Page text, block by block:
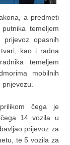
a predmeti
temeljem
opasnih
kao i radna
temeljem
mobilnih
prijevozu.
čega je
14 vozila u
prijevoz za
te 5 vozila za